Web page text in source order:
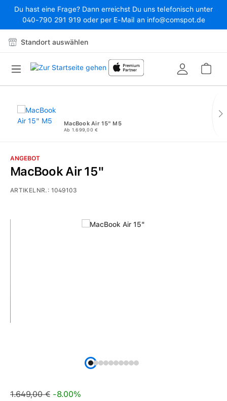
Zum Hauptinhalt springen
Du hast eine Frage? Dann erreichst Du uns telefonisch unter
040-790 291 919 oder per E-Mail an info@comspot.de
Standort auswählen
MacBook Air 15" M5
Ab 1.699,00 €
Bildergalerie überspringen
ANGEBOT
MacBook Air 15"
ARTIKELNR.:1049103
Verkaufspreis:
Regulärer Preis:
1.649,00 € -8.00%